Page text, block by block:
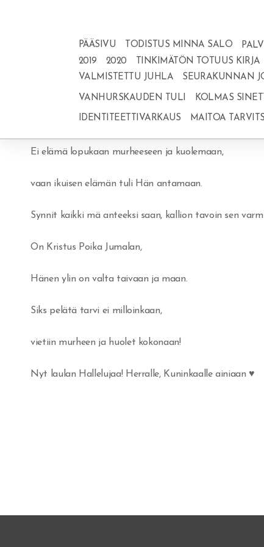
PÄÄSIVU TODISTUS MINNA SALO
2019
2020 TINKIMÄTÖN TOTUUS KIRJA
VALMISTETTU JUHLA
SEURAKUNNAN
VANHURSKAUDEN TULI KOLMAS
IDENTITEETTIVARKAUS MAITOA
Ei onnea suurempaa kokea voi, kun Totuuden nähdä
Ei elämä lopukaan murheeseen ja kuolemaan,
vaan ikuisen elämän tuli Hän antamaan.
Synnit kaikki mä anteeksi saan, kallion tavoin sen
On Kristus Poika Jumalan,
Hänen ylin on valta taivaan ja maan.
Siks pelätä tarvi ei milloinkaan,
vietiin murheen ja huolet kokonaan!
Nyt laulan Hallelujaa! Herralle, Kuninkaalle ainiaan ♥